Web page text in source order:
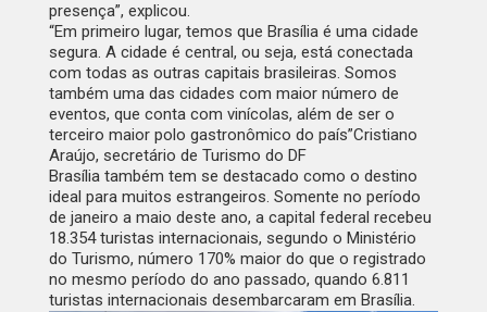
presença”, explicou.
“Em primeiro lugar, temos que Brasília é uma cidade
segura. A cidade é central, ou seja, está conectada
com todas as outras capitais brasileiras. Somos
também uma das cidades com maior número de
eventos, que conta com vinícolas, além de ser o
terceiro maior polo gastronômico do país”Cristiano
Araújo, secretário de Turismo do DF
Brasília também tem se destacado como o destino
ideal para muitos estrangeiros. Somente no período
de janeiro a maio deste ano, a capital federal recebeu
18.354 turistas internacionais, segundo o Ministério
do Turismo, número 170% maior do que o registrado
no mesmo período do ano passado, quando 6.811
turistas internacionais desembarcaram em Brasília.